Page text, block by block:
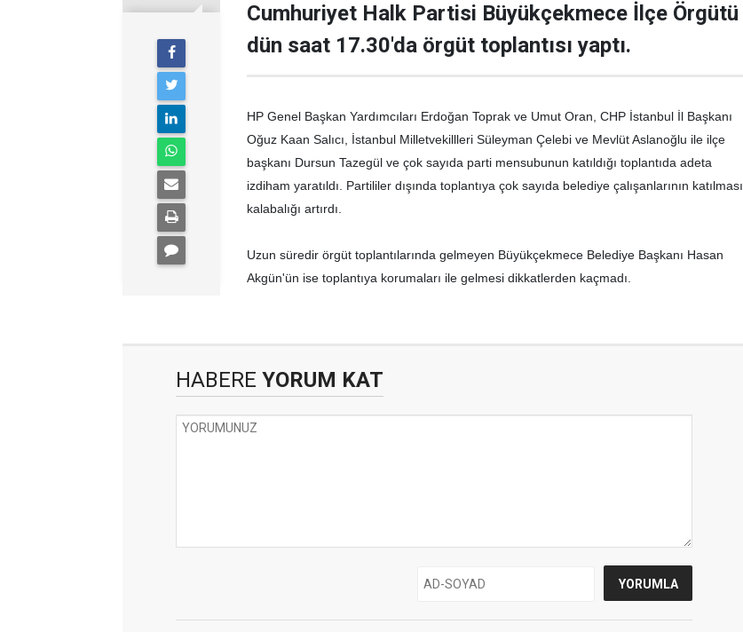
Cumhuriyet Halk Partisi Büyükçekmece İlçe Örgütü
dün saat 17.30'da örgüt toplantısı yaptı.
HP Genel Başkan Yardımcıları Erdoğan Toprak ve Umut Oran, CHP İstanbul İl Başkanı
Oğuz Kaan Salıcı, İstanbul Milletvekillleri Süleyman Çelebi ve Mevlüt Aslanoğlu ile ilçe
başkanı Dursun Tazegül ve çok sayıda parti mensubunun katıldığı toplantıda adeta
izdiham yaratıldı. Partililer dışında toplantıya çok sayıda belediye çalışanlarının katılması
kalabalığı artırdı.
Uzun süredir örgüt toplantılarında gelmeyen Büyükçekmece Belediye Başkanı Hasan
Akgün'ün ise toplantıya korumaları ile gelmesi dikkatlerden kaçmadı.
HABERE YORUM KAT